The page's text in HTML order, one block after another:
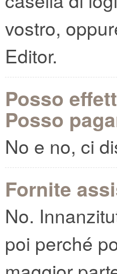
vostro,
Editor.
Posso
Posso
No e no, ci
Fornite
No.
poi perché